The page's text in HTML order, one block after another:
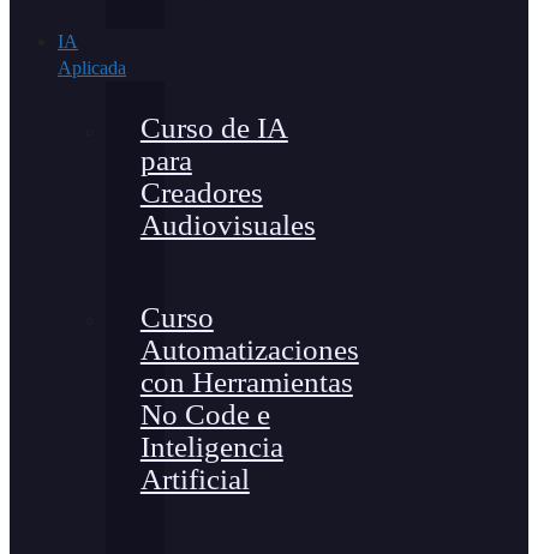
IA
Aplicada
Curso de IA
para
Creadores
Audiovisuales
Curso
Automatizaciones
con Herramientas
No Code e
Inteligencia
Artificial